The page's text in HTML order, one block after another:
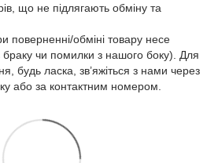
що не підлягають обміну та
поверненні/обміні товару несе
браку чи помилки з нашого боку). Для
будь ласка, зв’яжіться з нами через
або за контактним номером.